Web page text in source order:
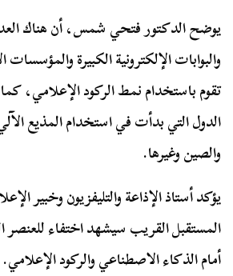
يوضح الدكتور فتحي شمس، أن هناك
والبوابات الإلكترونية الكبيرة
تقوم باستخدام نمط الركود الإعلامي،
الدول التي بدأت في استخدام المذيع
والصين وغيرها.
يؤكد أستاذ الإذاعة والتليفزيون وخبير
المستقبل القريب سيشهد اختفاء للعنصر
أمام الذكاء الاصطناعي والركود الإعلامي.